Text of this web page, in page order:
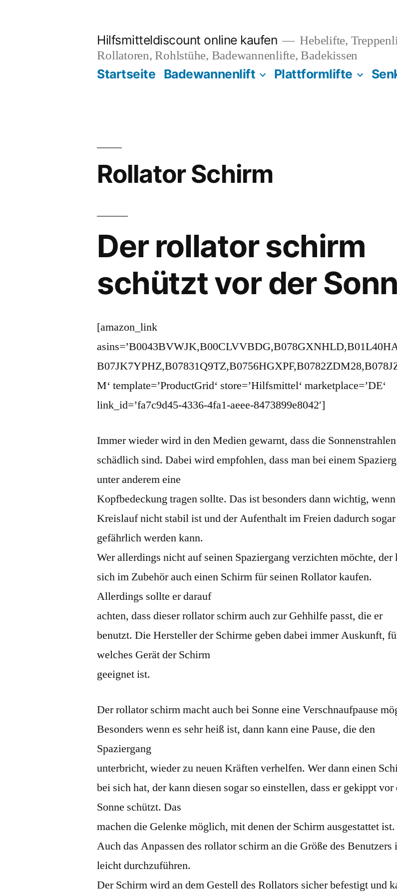
Hilfsmitteldiscount online kaufen
Hebelifte,
Rollatoren, Rohlstühe, Badewannenlifte, Badekissen
Startseite Badewannenlift Plattformlifte
Rollator Schirm
Der rollator schirm
schützt vor der
[amazon_link
M‘ template=’ProductGrid‘ store=’Hilfsmittel‘ marketplace=’DE‘
link_id=’fa7c9d45-4336-4fa1-aeee-8473899e8042′]
Immer wieder wird in den Medien gewarnt, dass die Sonnenstrahlen
schädlich sind. Dabei wird empfohlen, dass man bei einem
unter anderem eine
Kopfbedeckung tragen sollte. Das ist besonders dann wichtig,
Kreislauf nicht stabil ist und der Aufenthalt im Freien dadurch sogar
gefährlich werden kann.
Wer allerdings nicht auf seinen Spaziergang verzichten möchte, der
sich im Zubehör auch einen Schirm für seinen Rollator kaufen.
Allerdings sollte er darauf
achten, dass dieser rollator schirm auch zur Gehhilfe passt, die er
benutzt. Die Hersteller der Schirme geben dabei immer Auskunft,
welches Gerät der Schirm
geeignet ist.
Der rollator schirm macht auch bei Sonne eine Verschnaufpause
Besonders wenn es sehr heiß ist, dann kann eine Pause, die den
Spaziergang
unterbricht, wieder zu neuen Kräften verhelfen. Wer dann einen
bei sich hat, der kann diesen sogar so einstellen, dass er gekippt vor
Sonne schützt. Das
machen die Gelenke möglich, mit denen der Schirm ausgestattet ist.
Auch das Anpassen des rollator schirm an die Größe des Benutzers
leicht durchzuführen.
Der Schirm wird an dem Gestell des Rollators sicher befestigt und